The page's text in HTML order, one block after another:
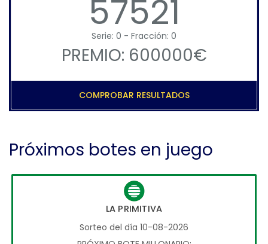
57521
Serie: 0 - Fracción: 0
PREMIO: 600000€
COMPROBAR RESULTADOS
Próximos botes en juego
LA PRIMITIVA
Sorteo del día 10-08-2026